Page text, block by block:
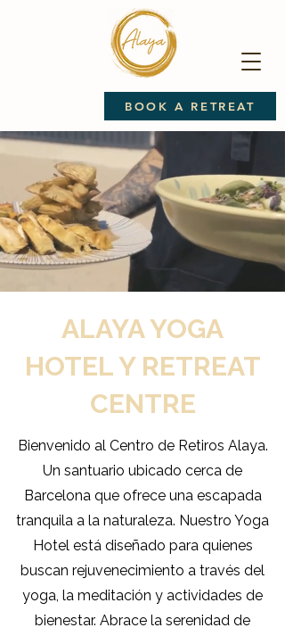
BOOK A RETREAT
ALAYA YOGA
HOTEL Y RETREAT
CENTRE
Bienvenido al Centro de Retiros Alaya.
Un santuario ubicado cerca de
Barcelona que ofrece una escapada
tranquila a la naturaleza. Nuestro Yoga
Hotel está diseñado para quienes
buscan rejuvenecimiento a través del
yoga, la meditación y actividades de
bienestar. Abrace la serenidad de